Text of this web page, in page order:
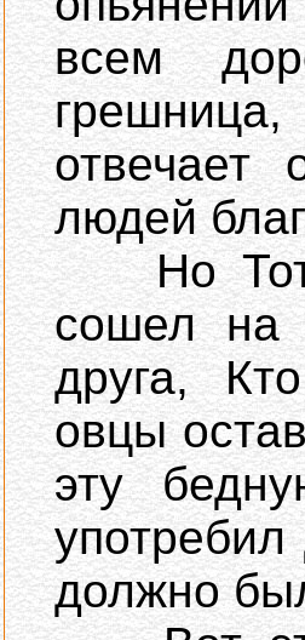
всем
отвечает
людей
Но Тот,
сошел на
друга,
овцы
эту
должно